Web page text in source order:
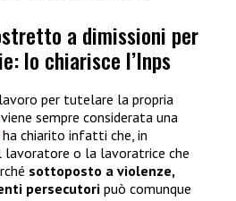
a dimissioni per
lo chiarisce l’Inps
per tutelare la propria
sempre considerata una
ha chiarito infatti che, in
o la lavoratrice che
sottoposto a violenze,
persecutori può comunque